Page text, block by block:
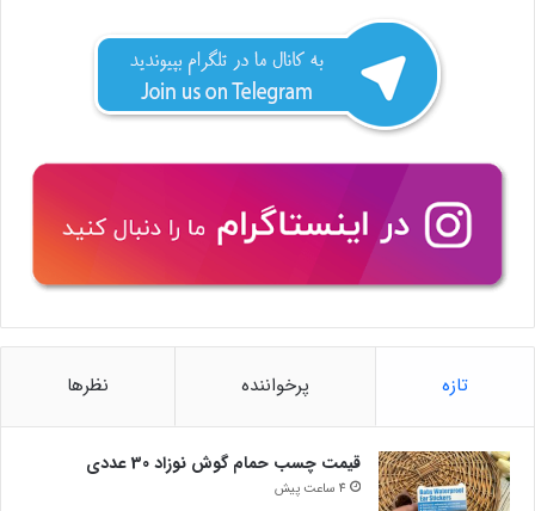
تازه پرخواننده نظرها
قیمت چسب حمام گوش نوزاد 30 عددی
4 ساعت پیش